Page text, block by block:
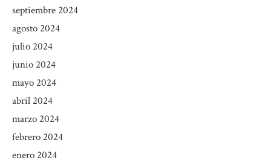
septiembre 2024
agosto 2024
julio 2024
junio 2024
mayo 2024
abril 2024
marzo 2024
febrero 2024
enero 2024